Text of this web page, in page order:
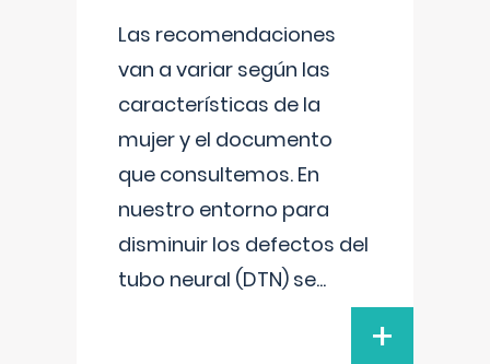
Las recomendaciones
van a variar según las
características de la
mujer y el documento
que consultemos. En
nuestro entorno para
disminuir los defectos del
tubo neural (DTN) se...
+